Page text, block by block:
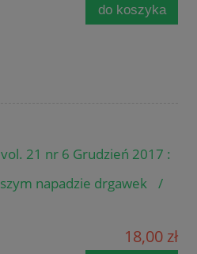
do koszyka
21 nr 6 Grudzień 2017 :
napadzie drgawek /
18,00 zł